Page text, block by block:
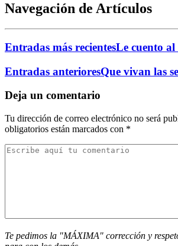
Navegación de Artículos
Entradas más recientesLe cuento
Entradas anterioresQue vivan las
Deja un comentario
Tu dirección de correo electrónico no será
obligatorios están marcados con *
Te pedimos la "MÁXIMA" corrección y